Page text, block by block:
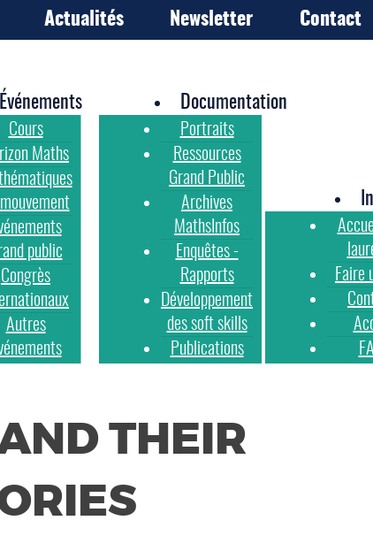
Actualités Newsletter Contact
Événements
Cours
Maths
public
Congrès
Autres
Documentation
Portraits
Ressources
Grand Public
Archives
MathsInfos
Enquêtes -
Rapports
Développement
des soft skills
Publications
Faire
THEIR